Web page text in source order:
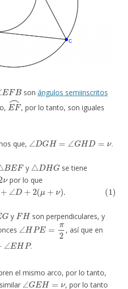
∠EFB
son ángulos semiinscritos
EF⌢
, por lo tanto, son iguales
que,
∠D GH= G HD=ν
.
△ BEF
y
△ DHG
se tiene
por lo que
).
G
y
FH
son perpendiculares, y
∠HPE= 2
, así que en
HP
.
el mismo arco, por lo tanto,
∠GEH=ν
, por lo tanto